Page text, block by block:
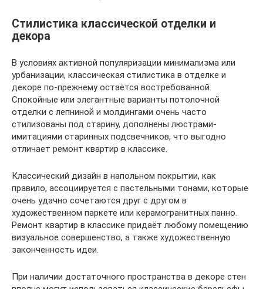
Стилистика классической отделки и
декора
В условиях активной популяризации минимализма или
урбанизации, классическая стилистика в отделке и
декоре по-прежнему остаётся востребованной.
Спокойные или элегантные варианты потолочной
отделки с лепниной и молдингами очень часто
стилизованы под старину, дополнены люстрами-
имитациями старинных подсвечников, что выгодно
отличает ремонт квартир в классике.
Классический дизайн в напольном покрытии, как
правило, ассоциируется с пастельными тонами, которые
очень удачно сочетаются друг с другом в
художественном паркете или керамогранитных панно.
Ремонт квартир в классике придаёт любому помещению
визуальное совершенство, а также художественную
законченность идеи.
При наличии достаточного пространства в декоре стен